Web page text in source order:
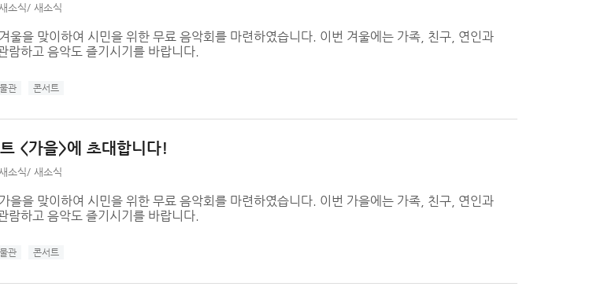
소식/ 새소식
울을 맞이하여 시민을 위한 무료 음악회를 마련하였습니다. 이번 겨울에는 가족, 친구, 연인과
람하고 음악도 즐기시기를 바랍니다.
관 콘서트
<가을>에 초대합니다!
소식/ 새소식
을을 맞이하여 시민을 위한 무료 음악회를 마련하였습니다. 이번 가을에는 가족, 친구, 연인과
람하고 음악도 즐기시기를 바랍니다.
관 콘서트